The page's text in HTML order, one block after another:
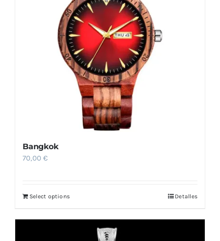
Bangkok
70,00€
Select options Detalles